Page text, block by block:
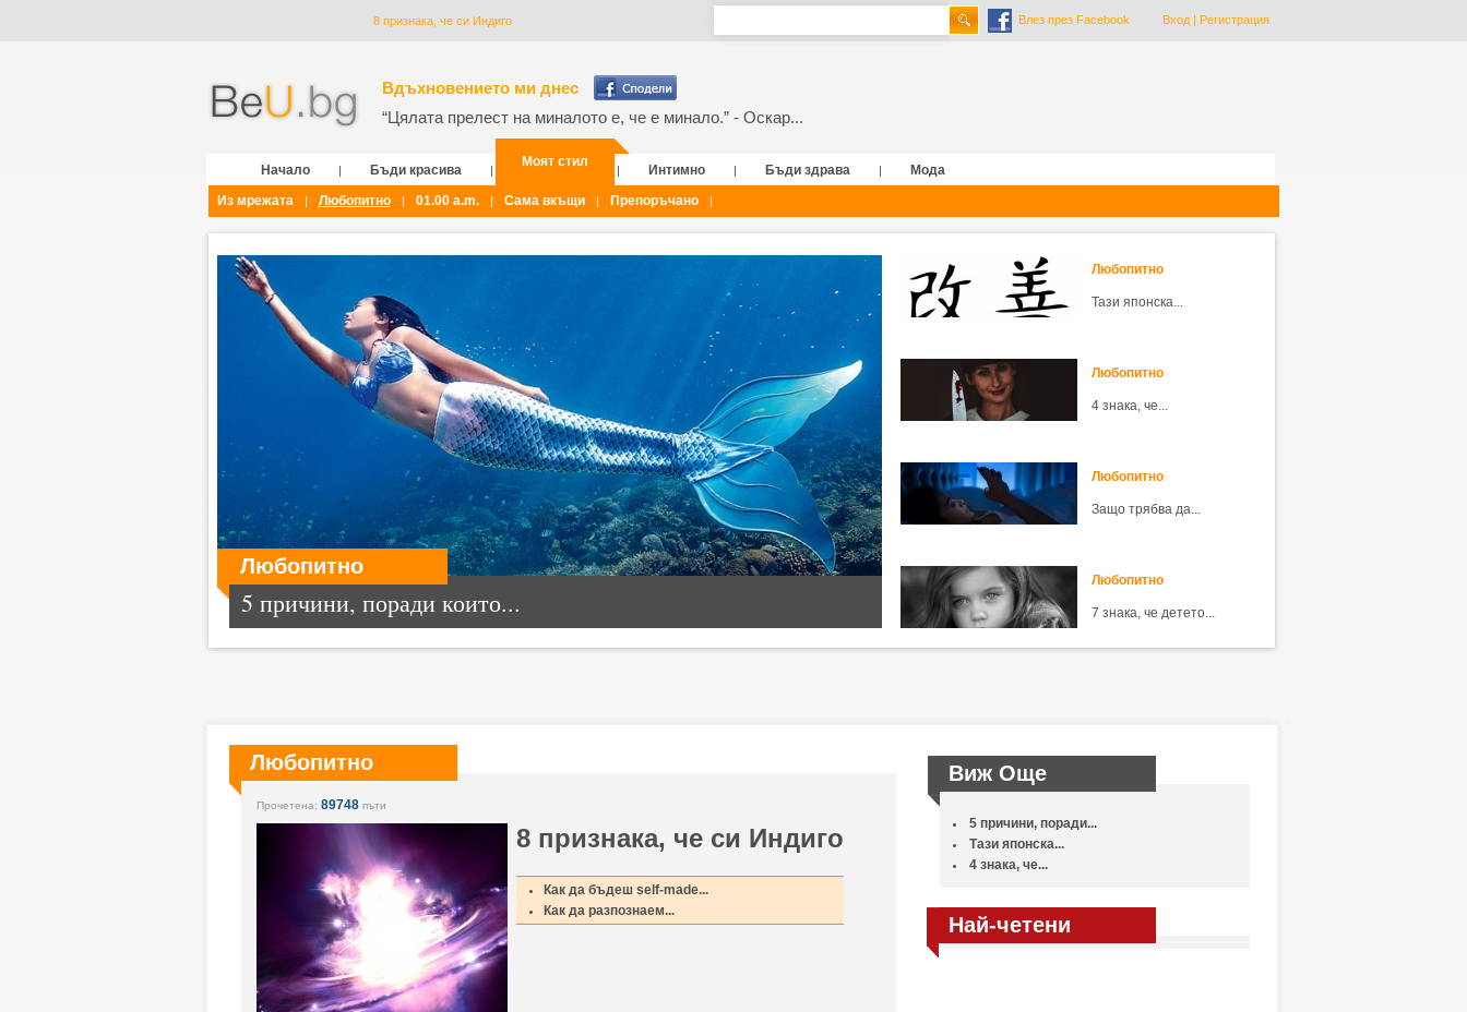
8 признака, че си Индиго Влез през Facebook Вход| Регистрация
Вдъхновението ми днес
“Цялата прелест на миналото е, че е минало.” - Оскар...
Начало | Бъди красива |
Моят стил
| Интимно | Бъди здрава |
Мода
Из мрежата
| Любопитно | 01.00 a.m. | Сама вкъщи | Препоръчано |
Любопитно
5 причини, поради които...
Любопитно
Тази японска...
Любопитно
4 знака, че...
Любопитно
Защо трябва да...
Любопитно
7 знака, че детето...
Любопитно
Прочетена: 89748пъти
8 признака, че си Индиго
Как да бъдеш self-made...
Как да разпознаем...
Виж Още
5 причини, поради...
Тази японска...
4 знака, че...
Най-четени